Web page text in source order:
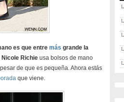
es que entre más grande la
Nicole Richie usa bolsos de mano
de que es pequeña. Ahora estás
que viene.